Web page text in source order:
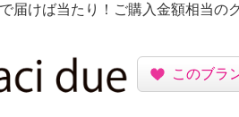
届けば当たり！ご購入金額相当の
このブラ